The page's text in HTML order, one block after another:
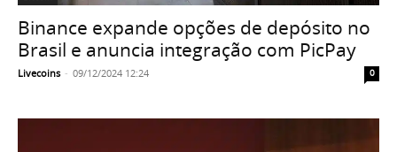
Binance expande opções de depósito no
Brasil e anuncia integração com PicPay
Livecoins - 09/12/2024 12:24 0